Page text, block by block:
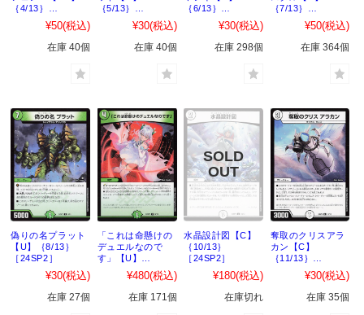
｛4/13｝
［24SP2］
¥50(税込)
在庫 40個
｛5/13｝
［24SP2］
¥30(税込)
在庫 40個
｛6/13｝
［24SP2］
¥30(税込)
在庫 298個
｛7/13｝
［24SP2］
¥50(税込)
在庫 364個
偽りの名プラット
【U】｛8/13｝
［24SP2］
¥30(税込)
在庫 27個
「これは命懸けの
デュエルなので
す」【U】
｛9/13｝
［24SP2］
¥480(税込)
在庫 171個
水晶設計図【C】
｛10/13｝
［24SP2］
¥180(税込)
在庫切れ
奪取のクリスアラ
カン【C】
｛11/13｝
［24SP2］
¥30(税込)
在庫 35個